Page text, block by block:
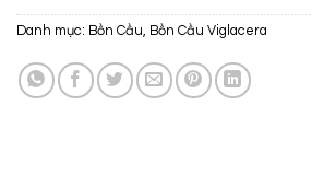
Danh mục: Bồn Cầu, Bồn Cầu Viglacera